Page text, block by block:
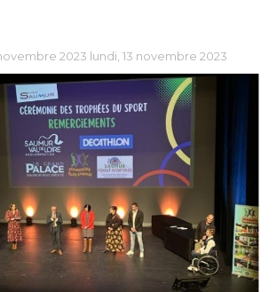
2023 lundi, 13 novembre 2023